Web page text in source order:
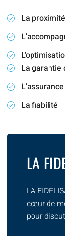
La proximité
La garantie
La fiabilité
LA
LA
cœur de
pour